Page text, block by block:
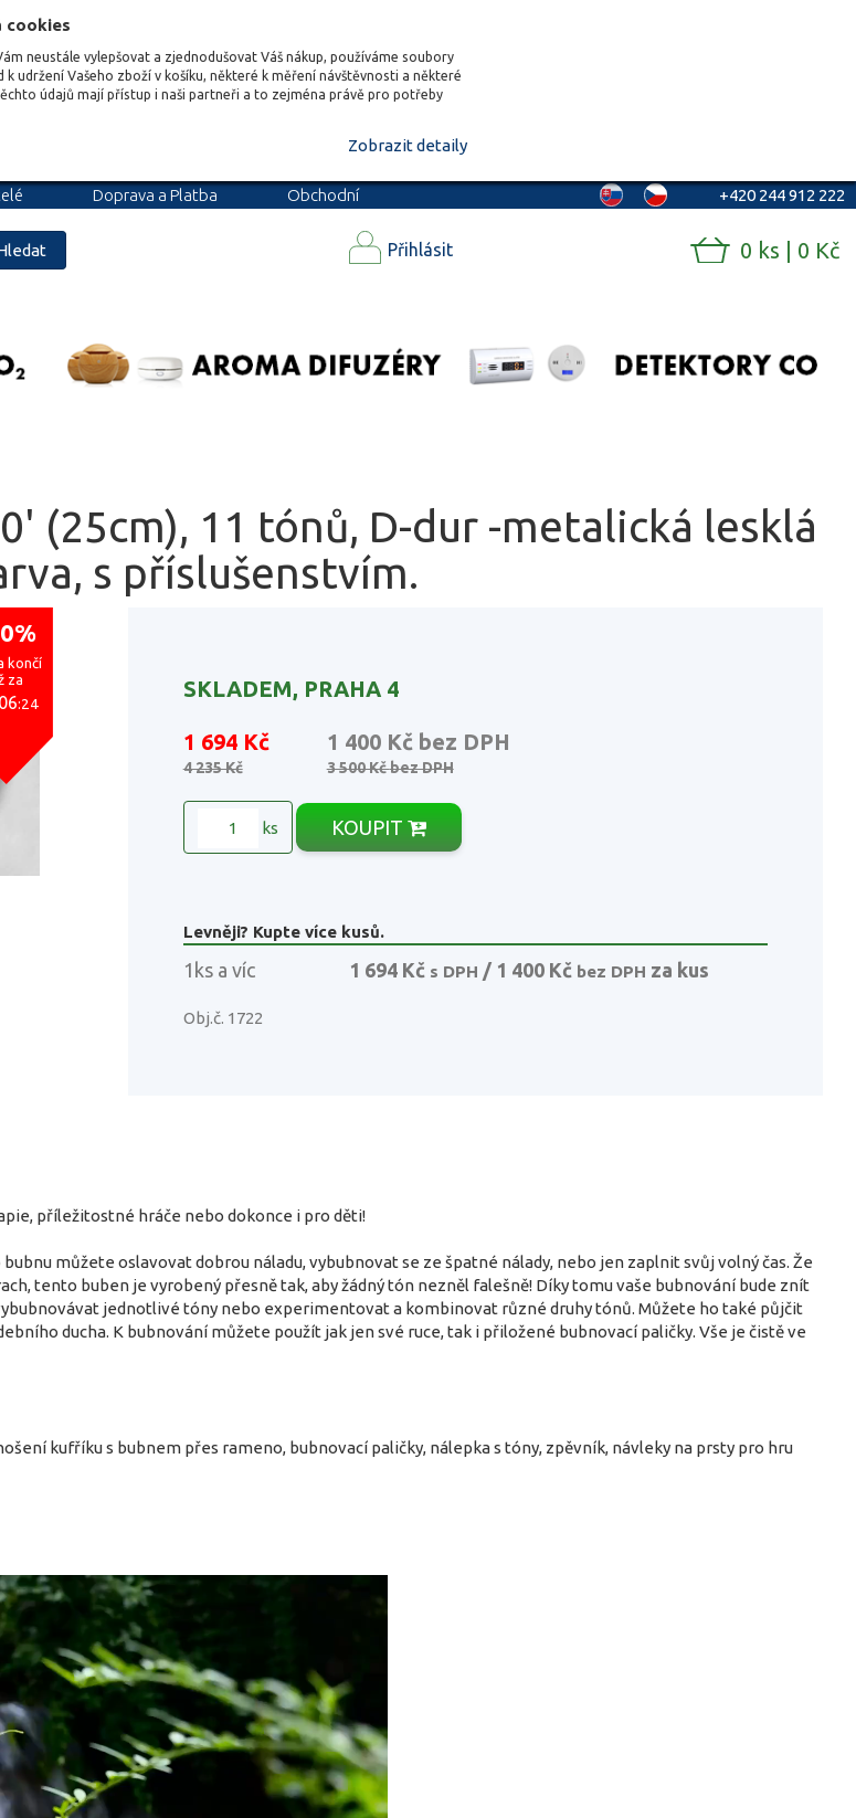
cookies
neustále vylepšovat a zjednodušovat Váš nákup, používáme soubory
udržení Vašeho zboží v košíku, některé k měření návštěvnosti a některé
údajů mají přístup i naši partneři a to zejména právě pro potřeby
Zobrazit detaily
Doprava a Platba
Obchodní
+420 244 912 222
Přihlásit 0 ks | 0 Kč
(25cm), 11 tónů, D-dur -metalická lesklá
s příslušenstvím.
končí
za
:23
SKLADEM, PRAHA 4
1 694 Kč 1 400 Kč bez DPH
4 235 Kč 3 500 Kčbez DPH
ks KOUPIT
Levněji? Kupte více kusů.
1ks a víc 1 694 Kčs DPH / 1 400 Kč bez DPH za kus
Obj.č. 1722
příležitostné hráče nebo dokonce i pro děti!
můžete oslavovat dobrou náladu, vybubnovat se ze špatné nálady, nebo jen zaplnit svůj volný čas. Že
tento buben je vyrobený přesně tak, aby žádný tón nezněl falešně! Díky tomu vaše bubnování bude znít
jednotlivé tóny nebo experimentovat a kombinovat různé druhy tónů. Můžete ho také půjčit
ducha. K bubnování můžete použít jak jen své ruce, tak i přiložené bubnovací paličky. Vše je čistě ve
kufříku s bubnem přes rameno, bubnovací paličky, nálepka s tóny, zpěvník, návleky na prsty pro hru